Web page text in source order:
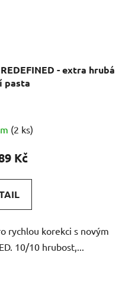
- extra hrubá
pasta
(2 ks)
Kč
rychlou korekci s novým
10/10 hrubost,...